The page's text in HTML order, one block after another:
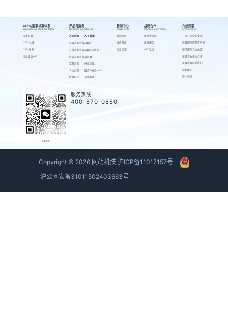
CSPS/国家标准体系
CSPS/NATIONAL STANDARD SYSTEM
国家标准
CSPS认证
CSPS体系
行业会议AIEC
产品与服务
PRODUCTS AND SERVICES
人力服务
游戏客服外包
在线客服外包
呼叫客服外包
招聘外包
人力外包
数据标注
人工智能
AI客服
AI客服训练场
客服魔方
蚂蚁绩效
魔方AI质检VOC
来呗智聘
新闻中心
NEWS CENTER
新闻资讯
媒体报道
行业动态
战略合作
STRATEGIC COOPERATION
跨境代运营
出海服务
AIEC论坛
介绍网萌
INTRODUCE US
公司介绍
高管团队
顾问团队
荣誉资质
发展历程
视频中心
萌人萌事
企业文化
网萌吉祥物
合伙加盟
校企合作
联系我们
商务联系
服务热线
400-870-0850
Copyright © 2026 网萌科技 沪ICP备11017157号
沪公网安备31011502403663号